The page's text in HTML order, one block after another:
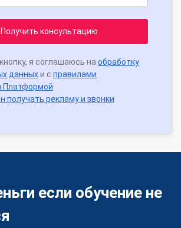
Получить консультацию
я соглашаюсь на обработку
данныхи с правилами
Платформой
получать рекламу и звонки
если обучение не